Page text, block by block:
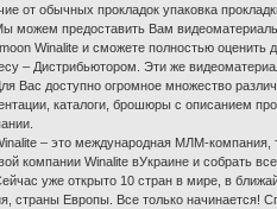
от обычных прокладок упаковка
можем предоставить Вам
Winalite и сможете полностью оценить
– Дистрибьютором. Эти же
Вас доступно огромное множество
каталоги, брошюры с описанием
– это международная МЛМ-компания,
компании Winalite вУкраине и собрать
уже открыто 10 стран в мире, в
страны Европы. Все только начинается!